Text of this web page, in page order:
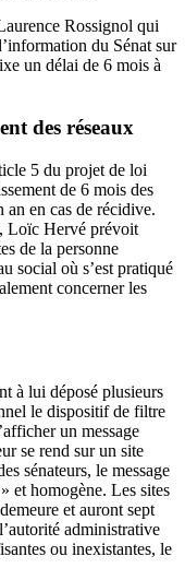
Rossignol qui
du Sénat sur
un délai de 6 mois à
des réseaux
5 du projet de loi
de 6 mois des
an en cas de récidive.
Loïc Hervé prévoit
de la personne
social où s’est pratiqué
concerner les
à lui déposé plusieurs
le dispositif de filtre
un message
se rend sur un site
sénateurs, le message
et homogène. Les sites
et auront sept
administrative
ou inexistantes, le